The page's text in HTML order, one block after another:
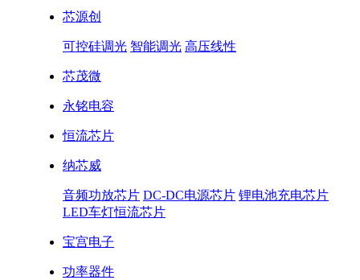
芯源创
可控硅调光 智能调光 高压线性
芯茂微
永铭电容
恒流芯片
纳芯威
音频功放芯片 DC-DC电源芯片 锂电池充电芯片
LED车灯恒流芯片
宝宫电子
功率器件